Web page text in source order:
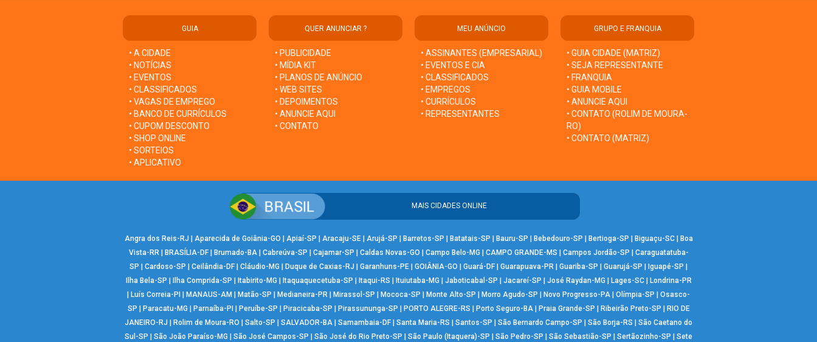
GUIA
• A CIDADE
• NOTÍCIAS
• EVENTOS
• CLASSIFICADOS
• VAGAS DE EMPREGO
• BANCO DE CURRÍCULOS
• CUPOM DESCONTO
• SHOP ONLINE
• SORTEIOS
• APLICATIVO
QUER ANUNCIAR ?
• PUBLICIDADE
• MÍDIA KIT
• PLANOS DE ANÚNCIO
• WEB SITES
• DEPOIMENTOS
• ANUNCIE AQUI
• CONTATO
MEU ANÚNCIO
• ASSINANTES (EMPRESARIAL)
• EVENTOS E CIA
• CLASSIFICADOS
• EMPREGOS
• CURRÍCULOS
• REPRESENTANTES
GRUPO E FRANQUIA
• GUIA CIDADE (MATRIZ)
• SEJA REPRESENTANTE
• FRANQUIA
• GUIA MOBILE
• ANUNCIE AQUI
• CONTATO (ROLIM DE MOURA-
RO)
• CONTATO (MATRIZ)
MAIS CIDADES ONLINE
Angra dos Reis-RJ | Aparecida de Goiânia-GO | Apiaí-SP | Aracaju-SE| Arujá-SP | Barretos-SP | Batatais-SP | Bauru-SP | Bebedouro-SP | Bertioga-SP | Biguaçu-SC| Boa
Vista-RR | BRASÍLIA-DF| Brumado-BA| Cabreúva-SP | Cajamar-SP | Caldas Novas-GO | Campo Belo-MG | CAMPO GRANDE-MS | Campos Jordão-SP | Caraguatatuba-
SP | Cardoso-SP | Ceilândia-DF | Cláudio-MG | Duque de Caxias-RJ | Garanhuns-PE | GOIÂNIA-GO | Guará-DF | Guarapuava-PR | Guariba-SP | Guarujá-SP | Iguapé-SP |
Ilha Bela-SP | Ilha Comprida-SP | Itabirito-MG | Itaquaquecetuba-SP | Itaqui-RS | Ituiutaba-MG | Jaboticabal-SP | Jacareí-SP | José Raydan-MG | Lages-SC| Londrina-PR
| Luís Correia-PI | MANAUS-AM | Matão-SP | Medianeira-PR | Mirassol-SP | Mococa-SP | Monte Alto-SP | Morro Agudo-SP | Novo Progresso-PA | Olímpia-SP | Osasco-
SP | Paracatu-MG | Parnaíba-PI | Peruíbe-SP | Piracicaba-SP | Pirassununga-SP | PORTO ALEGRE-RS | Porto Seguro-BA| Praia Grande-SP | Ribeirão Preto-SP | RIO DE
JANEIRO-RJ | Rolim de Moura-RO | Salto-SP | SALVADOR-BA | Samambaia-DF | Santa Maria-RS | Santos-SP | São Bernardo Campo-SP | São Borja-RS | São Caetano do
Sul-SP | São João Paraíso-MG | São José Campos-SP | São José do Rio Preto-SP | São Paulo (Itaquera)-SP | São Pedro-SP | São Sebastião-SP | Sertãozinho-SP | Sete